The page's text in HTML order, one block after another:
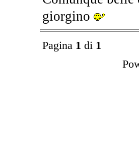
giorgino
Pagina 1 di 1